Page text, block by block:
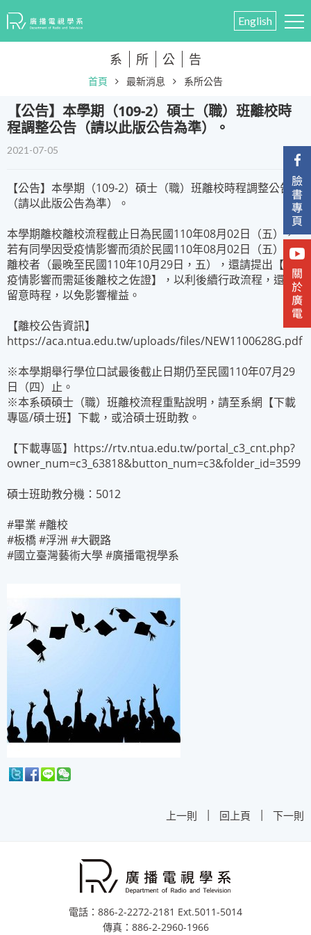
English
系 所 公 告
首頁 最新消息 系所公告
【公告】本學期（109-2）碩士（職）班離校時
程調整公告（請以此版公告為準）。
2021-07-05
【公告】本學期（109-2）碩士（職）班離校時程調整公告
（請以此版公告為準）。
本學期離校離校流程截止日為民國110年08月02日（五），
若有同學因受疫情影響而須於民國110年08月02日（五）後
離校者（最晚至民國110年10月29日，五），還請提出【受
疫情影響而需延後離校之佐證】，以利後續行政流程，還請
留意時程，以免影響權益。
【離校公告資訊】
https://aca.ntua.edu.tw/uploads/files/NEW1100628G.pdf
※本學期舉行學位口試最後截止日期仍至民國110年07月29
日（四）止。
※本系碩碩士（職）班離校流程重點說明，請至系網【下載
專區/碩士班】下載，或洽碩士班助教。
【下載專區】https://rtv.ntua.edu.tw/portal_c3_cnt.php?
owner_num=c3_63818&button_num=c3&folder_id=3599
碩士班助教分機：5012
#畢業 #離校
#板橋 #浮洲 #大觀路
#國立臺灣藝術大學 #廣播電視學系
上一則 | 回上頁 | 下一則
電話：886-2-2272-2181 Ext.5011-5014
傳真：886-2-2960-1966